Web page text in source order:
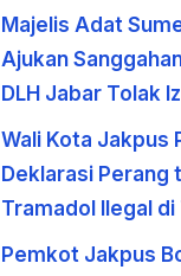
Lomba
Majelis Adat
Ajukan
DLH Jabar Tolak
Gunung
Wali Kota Jakpus
Deklarasi Perang
Tramadol Ilegal di
Pemkot Jakpus